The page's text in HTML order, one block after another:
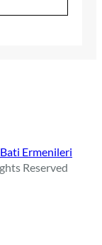
Ermenileri
Reserved